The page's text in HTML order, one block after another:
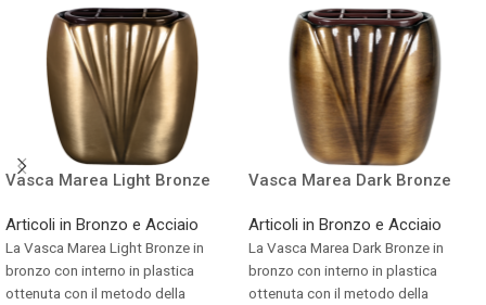
Vasca Marea Light Bronze
Articoli in Bronzo e Acciaio
La Vasca Marea Light Bronze in
bronzo con interno in plastica
ottenuta con il metodo della
Vasca Marea Dark Bronze
Articoli in Bronzo e Acciaio
La Vasca Marea Dark Bronze in
bronzo con interno in plastica
ottenuta con il metodo della